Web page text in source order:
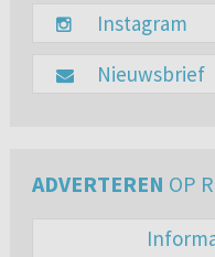
Instagram
Nieuwsbrief
ADVERTEREN OP